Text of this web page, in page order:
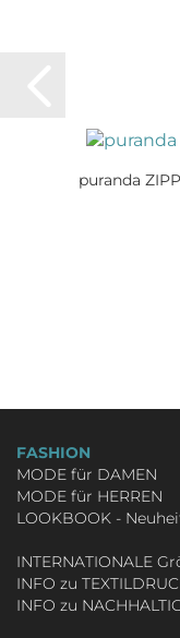
puranda
FASHION
MODE für DAMEN
MODE für HERREN
LOOKBOOK -
INTERNATIONALE
INFO zu
INFO zu